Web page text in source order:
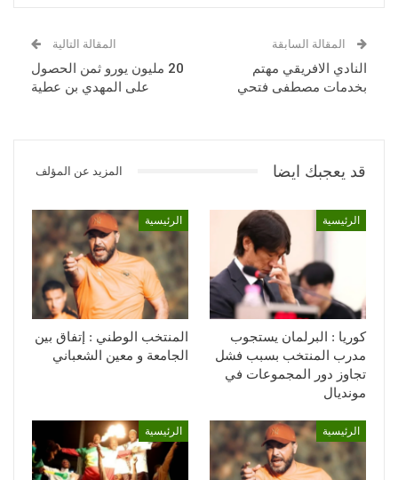
المقالة السابقة
النادي الافريقي مهتم
بخدمات مصطفى فتحي
المقالة التالية
20 مليون يورو ثمن الحصول
على المهدي بن عطية
قد يعجبك ايضا المزيد عن المؤلف
الرئيسية
كوريا : البرلمان يستجوب
مدرب المنتخب بسبب فشل
تجاوز دور المجموعات في
مونديال
الرئيسية
المنتخب الوطني : إتفاق بين
الجامعة و معين الشعباني
الرئيسية الرئيسية